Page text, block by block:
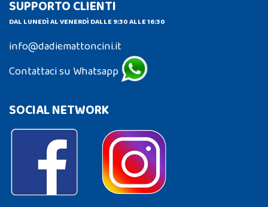
SUPPORTO CLIENTI
DAL LUNEDÌ AL VENERDÌ DALLE 9:30 ALLE 16:30
info@dadiemattoncini.it
Contattaci su Whatsapp
SOCIAL NETWORK